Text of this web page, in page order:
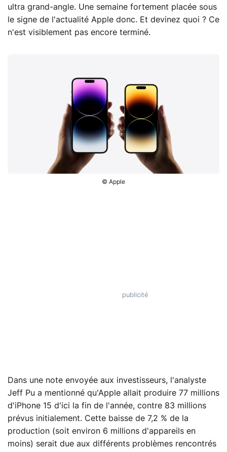
ultra grand-angle. Une semaine fortement placée sous
le signe de l'actualité Apple donc. Et devinez quoi ? Ce
n'est visiblement pas encore terminé.
© Apple
Dans une note envoyée aux investisseurs, l'analyste
Jeff Pu a mentionné qu'Apple allait produire 77 millions
d'iPhone 15 d'ici la fin de l'année, contre 83 millions
prévus initialement. Cette baisse de 7,2 % de la
production (soit environ 6 millions d'appareils en
moins) serait due aux différents problèmes rencontrés